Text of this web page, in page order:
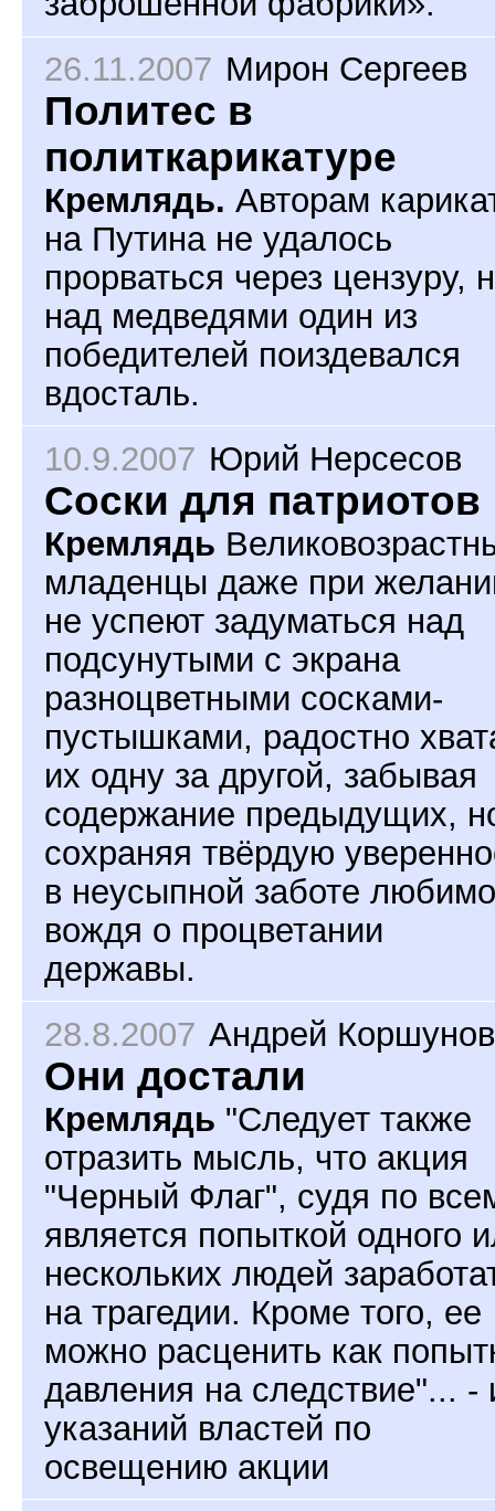
26.11.2007 Мирон Сергеев
Политес в
политкарикатуре
Кремлядь. Авторам
на Путина не удалось
прорваться через цензуру,
над медведями один из
победителей поиздевался
вдосталь.
10.9.2007 Юрий Нерсесов
Соски для патриотов
Кремлядь
младенцы даже при
не успеют задуматься над
подсунутыми с экрана
разноцветными сосками-
пустышками, радостно
их одну за другой, забывая
содержание предыдущих,
сохраняя твёрдую
в неусыпной заботе
вождя о процветании
державы.
28.8.2007 Андрей Коршунов
Они достали
Кремлядь "Следует также
отразить мысль, что акция
"Черный Флаг", судя по
является попыткой одного
нескольких людей
на трагедии. Кроме того, ее
можно расценить как
давления на следствие"... -
указаний властей по
освещению акции